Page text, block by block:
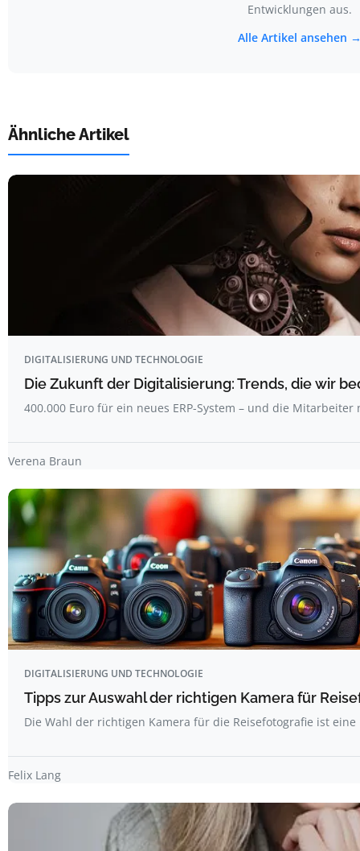
Entwicklungen aus.
Alle Artikel ansehen
Ähnliche Artikel
DIGITALISIERUNG UND TECHNOLOGIE
Die Zukunft der Digitalisierung: Trends, die wir
400.000 Euro für ein neues ERP-System – und die
Verena Braun
DIGITALISIERUNG UND TECHNOLOGIE
Tipps zur Auswahl der richtigen Kamera für
Die Wahl der richtigen Kamera für die Reisefotografie ist
Felix Lang